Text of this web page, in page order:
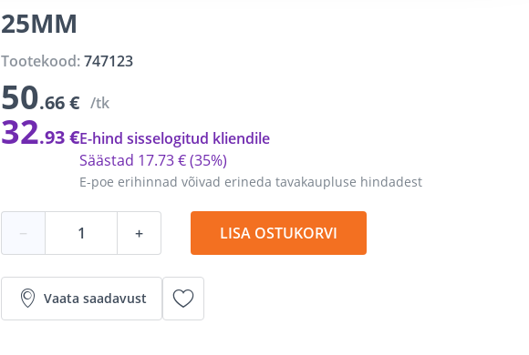
25MM
Tootekood:747123
50.66 € /tk
32.93 €
E-poe erihinnad võivad erineda tavakaupluse hindadest
Säästad 17.73 €(35%)
E-hind sisselogitud kliendile
− + LISA OSTUKORVI
Vaata saadavust